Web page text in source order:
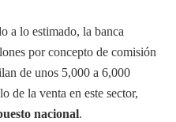
a lo estimado, la banca
por concepto de comisión
de unos 5,000 a 6,000
de la venta en este sector,
nacional.